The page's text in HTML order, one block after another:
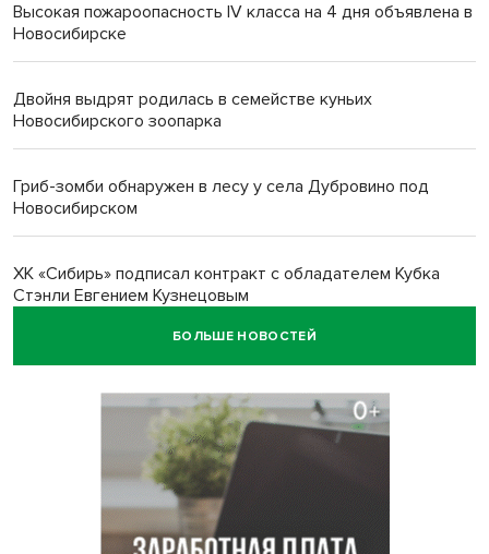
Высокая пожароопасность IV класса на 4 дня объявлена в
Новосибирске
Двойня выдрят родилась в семействе куньих
Новосибирского зоопарка
Гриб-зомби обнаружен в лесу у села Дубровино под
Новосибирском
ХК «Сибирь» подписал контракт с обладателем Кубка
Стэнли Евгением Кузнецовым
БОЛЬШЕ НОВОСТЕЙ